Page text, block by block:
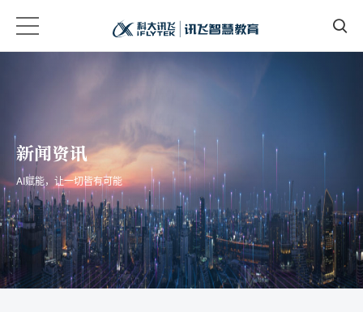
新闻资讯
AI赋能，让一切皆有可能